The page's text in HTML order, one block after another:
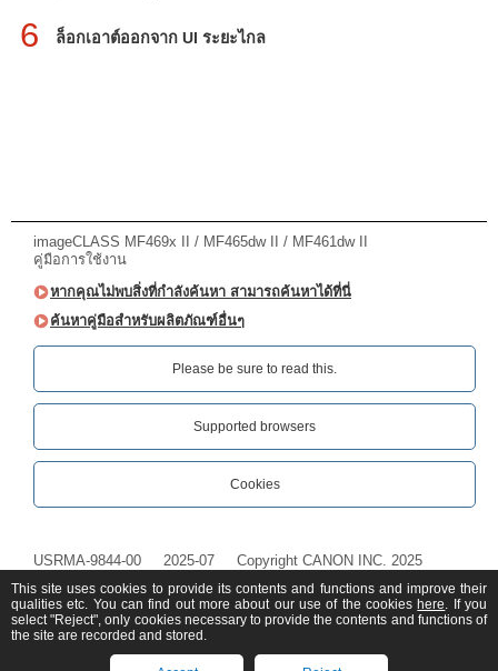
6 ล็อกเอาต์ออกจาก UI ระยะไกล
imageCLASS MF469x II / MF465dw II / MF461dw II
คู่มือการใช้งาน
หากคุณไม่พบสิ่งที่กำลังค้นหา สามารถค้นหาได้ที่นี่
ค้นหาคู่มือสำหรับผลิตภัณฑ์อื่นๆ
Please be sure to read this.‎
Supported browsers
Cookies
USRMA-9844-00 2025-07 Copyright CANON INC. 2025
This site uses cookies to provide its contents and functions and improve their
qualities etc. You can find out more about our use of the cookies here. If you
select "Reject", only cookies necessary to provide the contents and functions of
the site are recorded and stored.